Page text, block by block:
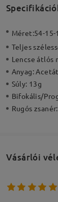
Méret:54-15-
Teljes
Lencse átlós
Anyag:Acetát
Súly: 13g
Bifokális/
Rugós zsanér:
Vásárlói